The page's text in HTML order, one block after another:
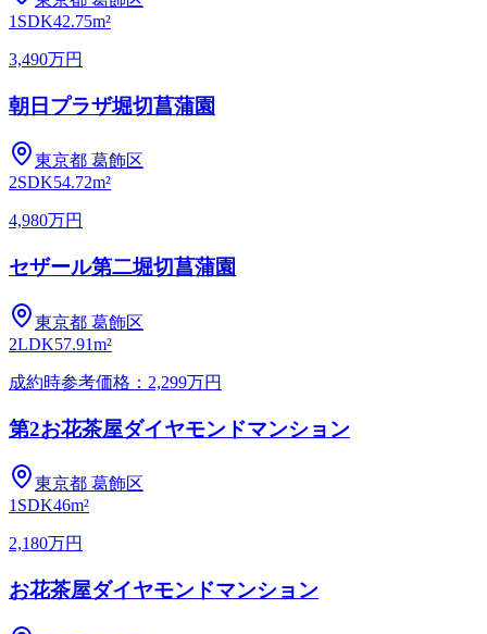
1SDK42.75m²
3,490万円
朝日プラザ堀切菖蒲園
東京都 葛飾区
2SDK54.72m²
4,980万円
セザール第二堀切菖蒲園
東京都 葛飾区
2LDK57.91m²
成約時参考価格：2,299万円
第2お花茶屋ダイヤモンドマンション
東京都 葛飾区
1SDK46m²
2,180万円
お花茶屋ダイヤモンドマンション